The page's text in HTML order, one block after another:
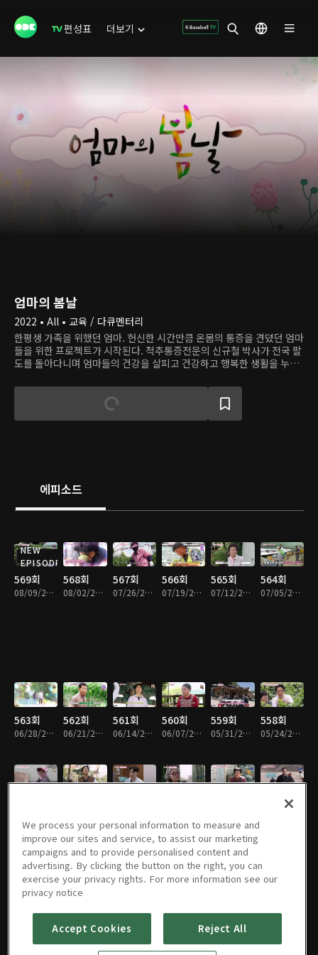
편성표 더보기
엄마의 봄날
2022 • All • 교육 / 다큐멘터리
한평생 가족을 위했던 엄마. 헌신한 시간만큼 온몸의 통증을 견뎠던 엄마
들을 위한 프로젝트가 시작된다. 척추통증전문의 신규철 박사가 전국 팔
도를 돌아다니며 엄마들의 건강을 살피고 건강하고 행복한 생활을 누릴
에피소드
NEW
EPISODE
569회
08/09/2026 • 54분
568회
08/02/2026 • 54분
567회
07/26/2026 • 53분
566회
07/19/2026 • 54분
565회
07/12/2026 • 54분
564회
07/05/2026 • 54분
563회
06/28/2026 • 54분
562회
06/21/2026 • 53분
561회
06/14/2026 • 54분
560회
06/07/2026 • 54분
559회
05/31/2026 • 53분
558회
05/24/2026 • 54분
552회
551회
04/05/2026 • 55분
550회 549회 548회 547회 546회
We process your personal information to measure and
improve our sites and service, to assist our marketing
campaigns and to provide personalised content and
advertising. By clicking the button on the right, you can
exercise your privacy rights. For more information see our
privacy notice
Accept Cookies Reject All